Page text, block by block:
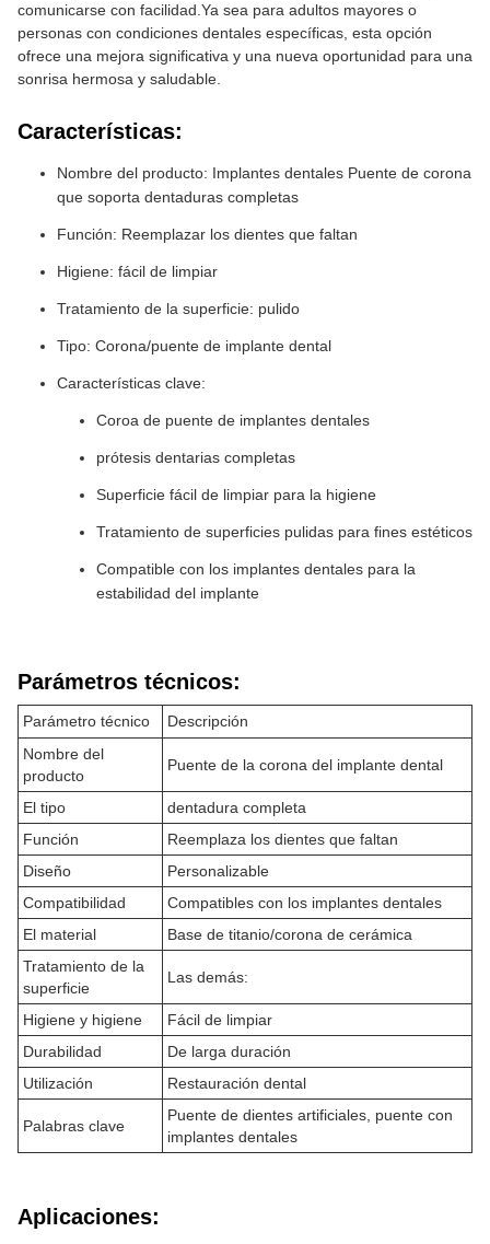
comunicarse con facilidad.Ya sea para adultos mayores o
personas con condiciones dentales específicas, esta opción
ofrece una mejora significativa y una nueva oportunidad para una
sonrisa hermosa y saludable.
Características:
Nombre del producto: Implantes dentales Puente de corona
que soporta dentaduras completas
Función: Reemplazar los dientes que faltan
Higiene: fácil de limpiar
Tratamiento de la superficie: pulido
Tipo: Corona/puente de implante dental
Características clave:
Coroa de puente de implantes dentales
prótesis dentarias completas
Superficie fácil de limpiar para la higiene
Tratamiento de superficies pulidas para fines estéticos
Compatible con los implantes dentales para la
estabilidad del implante
Parámetros técnicos:
Parámetro técnico
Descripción
Nombre del
producto
Puente de la corona del implante dental
El tipo
dentadura completa
Función
Reemplaza los dientes que faltan
Diseño
Personalizable
Compatibilidad
Compatibles con los implantes dentales
El material
Base de titanio/corona de cerámica
Tratamiento de la
superficie
Las demás:
Higiene y higiene
Fácil de limpiar
Durabilidad
De larga duración
Utilización
Restauración dental
Palabras clave
Puente de dientes artificiales, puente con
implantes dentales
Aplicaciones: